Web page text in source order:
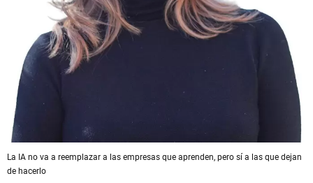
La IA no va a reemplazar a las empresas que aprenden, pero sí a las que dejan
de hacerlo